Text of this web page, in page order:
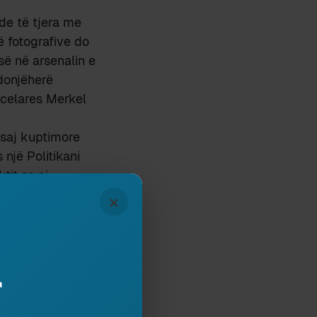
të tjera me
fotografive do
në arsenalin e
Merkel
kuptimore
një Politikani
se ai
një fotografi
nga një
tjetra akuzat
del me
×